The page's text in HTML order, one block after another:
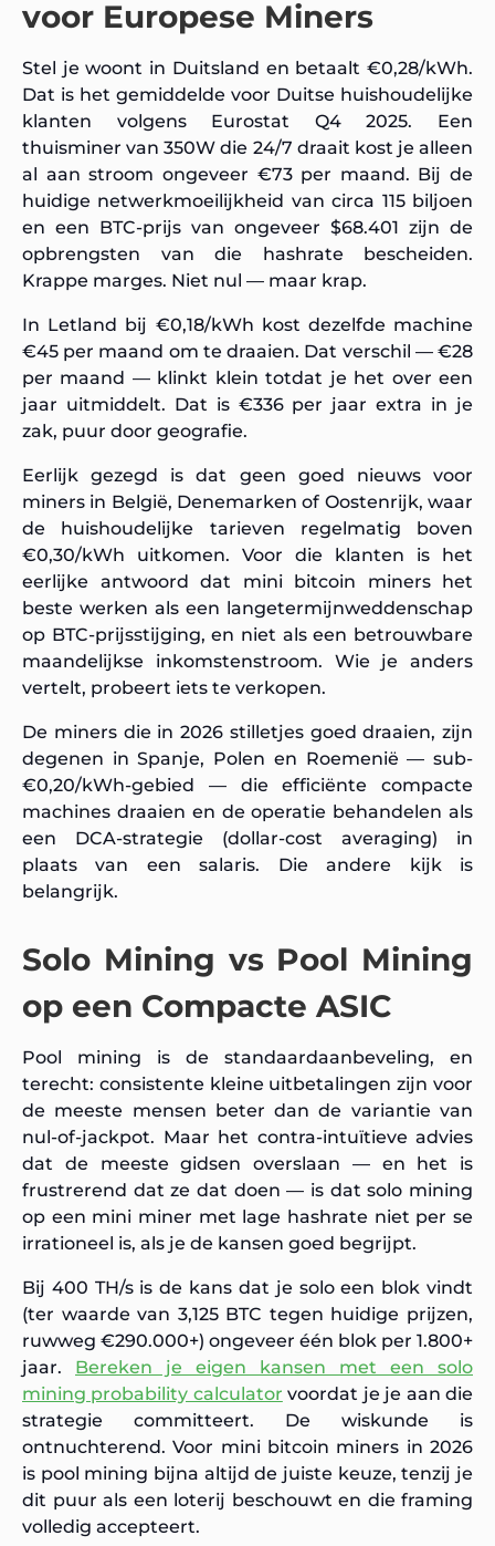
voor Europese Miners
Stel je woont in Duitsland en betaalt €0,28/kWh.
Dat is het gemiddelde voor Duitse huishoudelijke
klanten volgens Eurostat Q4 2025. Een
thuisminer van 350W die 24/7 draait kost je alleen
al aan stroom ongeveer €73 per maand. Bij de
huidige netwerkmoeilijkheid van circa 115 biljoen
en een BTC-prijs van ongeveer $68.401 zijn de
opbrengsten van die hashrate bescheiden.
Krappe marges. Niet nul — maar krap.
In Letland bij €0,18/kWh kost dezelfde machine
€45 per maand om te draaien. Dat verschil — €28
per maand — klinkt klein totdat je het over een
jaar uitmiddelt. Dat is €336 per jaar extra in je
zak, puur door geografie.
Eerlijk gezegd is dat geen goed nieuws voor
miners in België, Denemarken of Oostenrijk, waar
de huishoudelijke tarieven regelmatig boven
€0,30/kWh uitkomen. Voor die klanten is het
eerlijke antwoord dat mini bitcoin miners het
beste werken als een langetermijnweddenschap
op BTC-prijsstijging, en niet als een betrouwbare
maandelijkse inkomstenstroom. Wie je anders
vertelt, probeert iets te verkopen.
De miners die in 2026 stilletjes goed draaien, zijn
degenen in Spanje, Polen en Roemenië — sub-
€0,20/kWh-gebied — die efficiënte compacte
machines draaien en de operatie behandelen als
een DCA-strategie (dollar-cost averaging) in
plaats van een salaris. Die andere kijk is
belangrijk.
Solo Mining vs Pool Mining
op een Compacte ASIC
Pool mining is de standaardaanbeveling, en
terecht: consistente kleine uitbetalingen zijn voor
de meeste mensen beter dan de variantie van
nul-of-jackpot. Maar het contra-intuïtieve advies
dat de meeste gidsen overslaan — en het is
frustrerend dat ze dat doen — is dat solo mining
op een mini miner met lage hashrate niet per se
irrationeel is, als je de kansen goed begrijpt.
Bij 400 TH/s is de kans dat je solo een blok vindt
(ter waarde van 3,125 BTC tegen huidige prijzen,
ruwweg €290.000+) ongeveer één blok per 1.800+
jaar. Bereken je eigen kansen met een solo
mining probability calculator voordat je je aan die
strategie committeert. De wiskunde is
ontnuchterend. Voor mini bitcoin miners in 2026
is pool mining bijna altijd de juiste keuze, tenzij je
dit puur als een loterij beschouwt en die framing
volledig accepteert.